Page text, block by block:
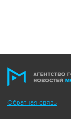
Обратная связь